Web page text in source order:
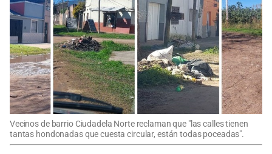
Vecinos de barrio Ciudadela Norte reclaman que "las calles tienen
tantas hondonadas que cuesta circular, están todas poceadas".